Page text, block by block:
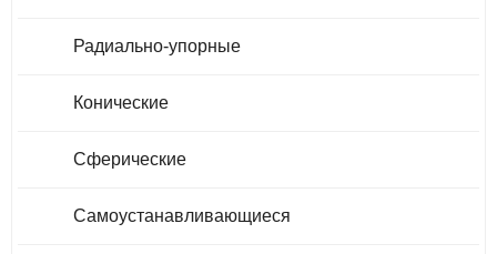
Радиально-упорные
Конические
Сферические
Самоустанавливающиеся